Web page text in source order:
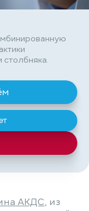
столбняка.
АКДС, из